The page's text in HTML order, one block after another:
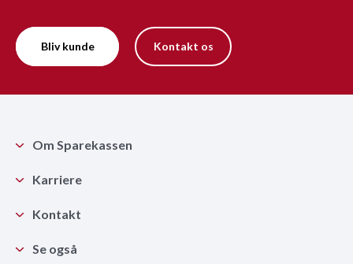
Bliv kunde Kontakt os
Om Sparekassen
Karriere
Kontakt
Se også